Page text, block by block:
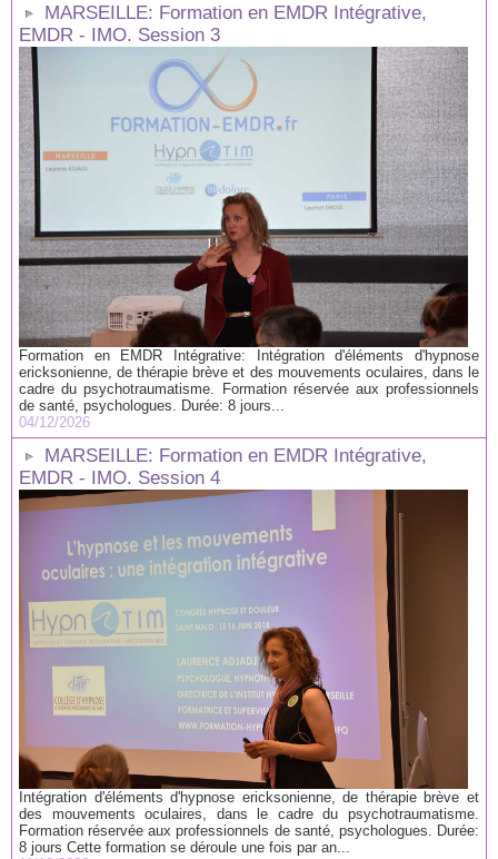
MARSEILLE: Formation en EMDR Intégrative,
EMDR - IMO. Session 3
Formation en EMDR Intégrative: Intégration d'éléments d'hypnose
ericksonienne, de thérapie brève et des mouvements oculaires, dans le
cadre du psychotraumatisme. Formation réservée aux professionnels
de santé, psychologues. Durée: 8 jours...
04/12/2026
MARSEILLE: Formation en EMDR Intégrative,
EMDR - IMO. Session 4
Intégration d'éléments d'hypnose ericksonienne, de thérapie brève et
des mouvements oculaires, dans le cadre du psychotraumatisme.
Formation réservée aux professionnels de santé, psychologues. Durée:
8 jours Cette formation se déroule une fois par an...